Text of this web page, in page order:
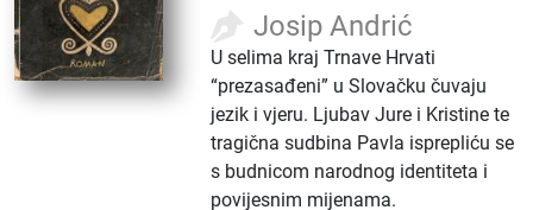
Josip Andrić
U selima kraj Trnave Hrvati
“prezasađeni” u Slovačku čuvaju
jezik i vjeru. Ljubav Jure i Kristine te
tragična sudbina Pavla isprepliću se
s budnicom narodnog identiteta i
povijesnim mijenama.